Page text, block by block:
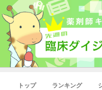
トップ ランキング